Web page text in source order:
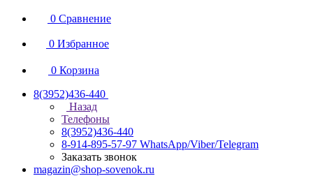
0 Сравнение
0 Избранное
0 Корзина
8(3952)436-440
Назад
Телефоны
8(3952)436-440
8-914-895-57-97 WhatsApp/Viber/Telegram
Заказать звонок
magazin@shop-sovenok.ru